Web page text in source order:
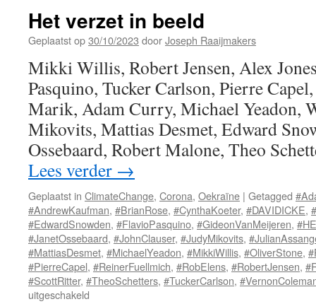
Het verzet in beeld
Geplaatst op30/10/2023 doorJoseph Raaijmakers
Mikki Willis, Robert Jensen, Alex
Pasquino, Tucker Carlson, Pierre
Marik, Adam Curry, Michael Yeadon,
Mikovits, Mattias Desmet, Edward
Ossebaard, Robert Malone, Theo
Lees verder →
Geplaatst in ClimateChange, Corona, Oekraïne | Getagged
#AndrewKaufman, #BrianRose, #CynthaKoeter, #DAVIDICKE,
#EdwardSnowden, #FlavioPasquino, #GideonVanMeijeren,
#JanetOssebaard, #JohnClauser, #JudyMikovits,
#MattiasDesmet, #MichaelYeadon, #MikkiWillis, #OliverStone,
#PierreCapel, #ReinerFuellmich, #RobElens, #RobertJensen,
#ScottRitter, #TheoSchetters, #TuckerCarlson,
uitgeschakeld